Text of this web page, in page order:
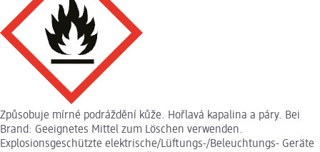
Způsobuje mírné podráždění kůže. Hořlavá kapalina a páry. Bei
Brand: Geeignetes Mittel zum Löschen verwenden.
Explosionsgeschützte elektrische/Lüftungs-/Beleuchtungs- Geräte